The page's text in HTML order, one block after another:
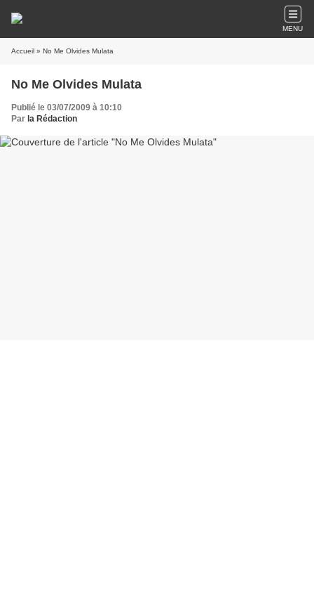
MENU
Accueil » No Me Olvides Mulata
No Me Olvides Mulata
Publié le 03/07/2009 à 10:10
Par la Rédaction